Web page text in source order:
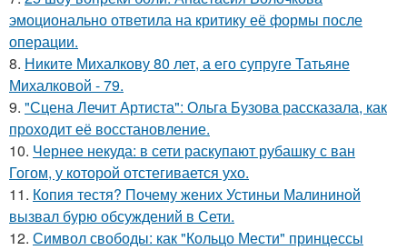
эмоционально ответила на критику её формы после
операции.
8. Никите Михалкову 80 лет, а его супруге Татьяне
Михалковой - 79.
9. "Сцена Лечит Артиста": Ольга Бузова рассказала, как
проходит её восстановление.
10. Чернее некуда: в сети раскупают рубашку с ван
Гогом, у которой отстегивается ухо.
11. Копия тестя? Почему жених Устиньи Малининой
вызвал бурю обсуждений в Сети.
12. Символ свободы: как "Кольцо Мести" принцессы